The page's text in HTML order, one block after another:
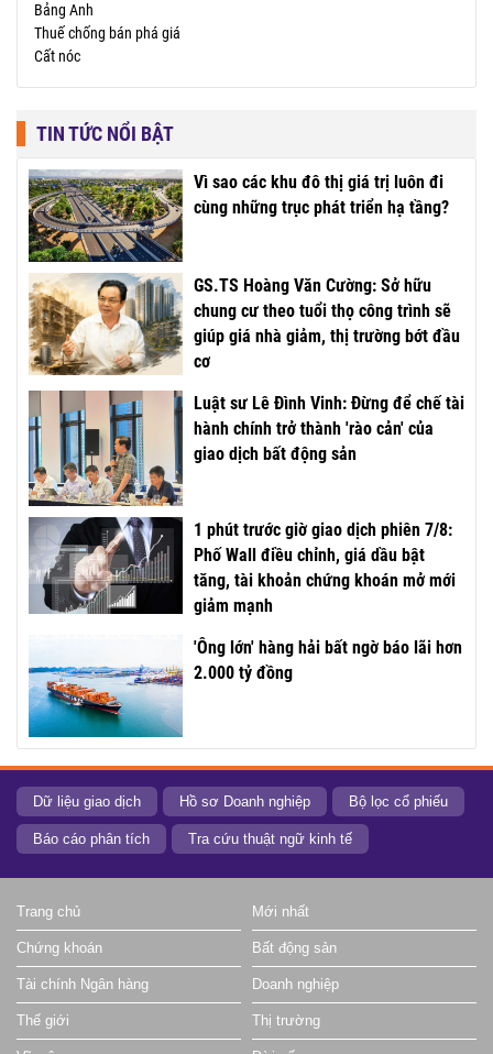
Bảng Anh
Thuế chống bán phá giá
Cất nóc
TIN TỨC NỔI BẬT
Vì sao các khu đô thị giá trị luôn đi
cùng những trục phát triển hạ tầng?
GS.TS Hoàng Văn Cường: Sở hữu
chung cư theo tuổi thọ công trình sẽ
giúp giá nhà giảm, thị trường bớt đầu
cơ
Luật sư Lê Đình Vinh: Đừng để chế tài
hành chính trở thành 'rào cản' của
giao dịch bất động sản
1 phút trước giờ giao dịch phiên 7/8:
Phố Wall điều chỉnh, giá dầu bật
tăng, tài khoản chứng khoán mở mới
giảm mạnh
'Ông lớn' hàng hải bất ngờ báo lãi hơn
2.000 tỷ đồng
Dữ liệu giao dịch Hồ sơ Doanh nghiệp Bộ lọc cổ phiếu
Báo cáo phân tích Tra cứu thuật ngữ kinh tế
Trang chủ Mới nhất
Chứng khoán Bất động sản
Tài chính Ngân hàng Doanh nghiệp
Thế giới Thị trường